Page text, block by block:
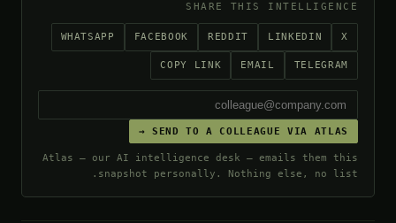
SHARE THIS INTELLIGENCE
X
LINKEDIN
REDDIT
FACEBOOK
WHATSAPP
TELEGRAM
EMAIL
COPY LINK
SEND TO A COLLEAGUE VIA ATLAS →
Atlas — our AI intelligence desk — emails them this
snapshot personally. Nothing else, no list.